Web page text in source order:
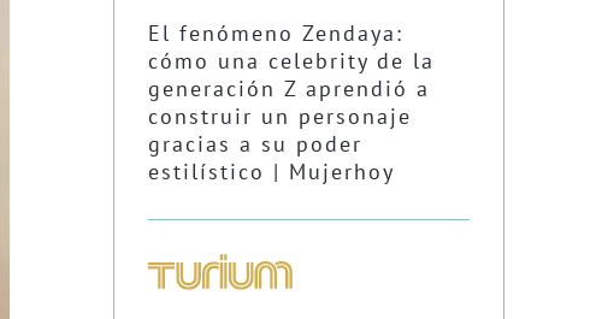
El fenómeno Zendaya:
cómo una celebrity de la
generación Z aprendió a
construir un personaje
gracias a su poder
estilístico | Mujerhoy